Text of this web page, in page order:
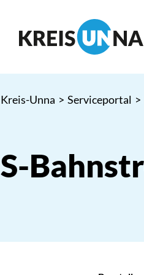
Kreis-Unna > Serviceportal >
S-